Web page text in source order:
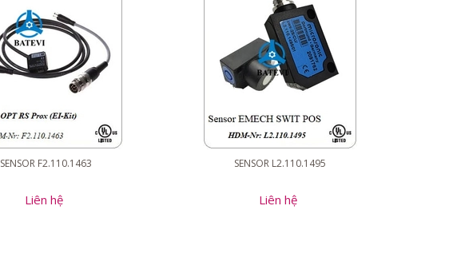
SENSOR F2.110.1463
Liên hệ
SENSOR L2.110.1495
Liên hệ